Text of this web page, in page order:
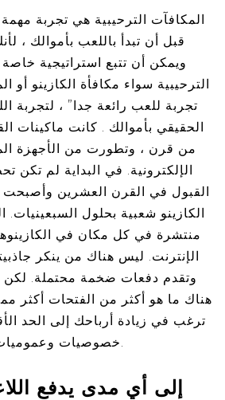
المكافآت الترحيبية هي تجربة
قبل أن تبدأ باللعب بأموالك ،
ويمكن أن تتبع استراتيجية
الترحيبية سواء مكافأة الكازينو أو
تجربة للعب رائعة جدا” ، لتجربة
الحقيقي بأموالك . كانت ماكينات
من قرن ، وتطورت من الأجهزة
الإلكترونية. في البداية لم تكن
القبول في القرن العشرين وأصبحت
الكازينو شعبية بحلول السبعينيات.
منتشرة في كل مكان في
الإنترنت. ليس هناك من ينكر
وتقدم دفعات ضخمة محتملة. لكن
هناك ما هو أكثر من الفتحات أكثر
ترغب في زيادة أرباحك إلى الحد
إلى أي مدى يدفع